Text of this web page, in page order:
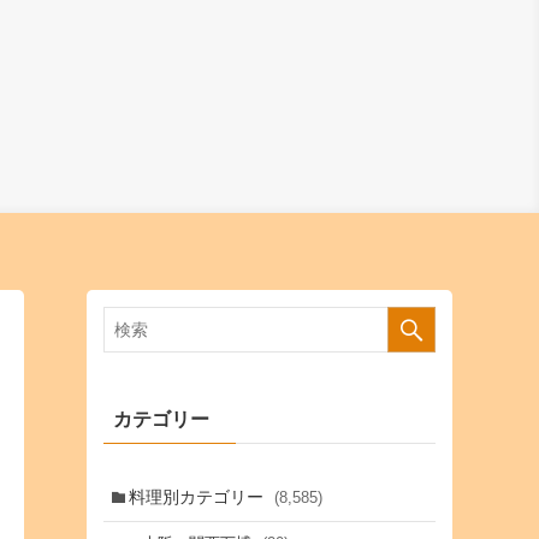
カテゴリー
料理別カテゴリー (8,585)